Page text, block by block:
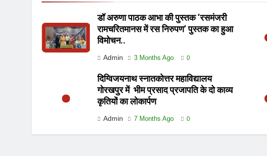
डॉ अरुणा पाठक आभा की पुस्तक ‘रसमंजरी
रामचरितमानस में रस निरुपण’ पुस्तक का हुआ
विमोचन..
Admin 3 Months Ago 0
दिग्विजयनाथ स्नातकोत्तर महाविद्यालय
गोरखपुर में भीम प्रसाद प्रजापति के दो काव्य
कृतियों का लोकार्पण
Admin 7 Months Ago 0